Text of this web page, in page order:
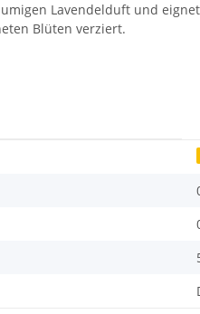
Lavendelduft und
Blüten verziert.